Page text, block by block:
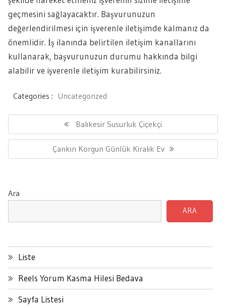
geçmesini sağlayacaktır. Başvurunuzun
değerlendirilmesi için işverenle iletişimde kalmanız da
önemlidir. İş ilanında belirtilen iletişim kanallarını
kullanarak, başvurunuzun durumu hakkında bilgi
alabilir ve işverenle iletişim kurabilirsiniz.
Categories : Uncategorized
Previous
Post:
Balıkesir Susurluk Çiçekçi
Next
Post:
Çankırı Korgun Günlük Kiralık Ev
Ara
ARA
Liste
Reels Yorum Kasma Hilesi Bedava
Sayfa Listesi